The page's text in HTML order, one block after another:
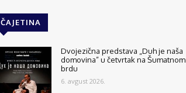
ČAJETINA
Dvojezična predstava „Duh je naša
domovina” u četvrtak na Šumatnom
brdu
6. avgust 2026.